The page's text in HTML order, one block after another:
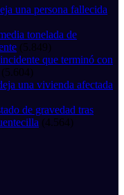
una persona fallecida
tonelada de
(5.849)
que terminó con
(5.604)
una vivienda afectada
de gravedad tras
(4.564)